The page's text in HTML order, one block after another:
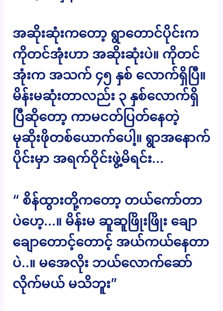
အဆိုးဆုံးကတော့ ရွာတောင်ပိုင်းက
ကိုတင်အုံးဟာ အဆိုးဆုံးပဲ။ ကိုတင်
အုံးက အသက် ၄၅ နှစ် လောက်ရှိပြီ။
မိန်းမဆုံးတာလည်း ၃ နှစ်လောက်ရှိ
ပြီဆိုတော့ ကာမငတ်ပြတ်နေတဲ့
မုဆိုးဖိုတစ်ယောက်ပေါ့။ ရွာအနောက်
ပိုင်းမှာ အရက်ဝိုင်းဖွဲ့မိရင်း…
“ စိန်ထွားတို့ကတော့ တယ်ကော်တာ
ပဲဟေ့…။ မိန်းမ ဆူဆူဖြိုးဖြိုး ချော
ချောတောင့်တောင့် အယ်ကယ်နေတာ
ပဲ..။ မအေလိုး ဘယ်လောက်ဆော်
လိုက်မယ် မသိဘူး”